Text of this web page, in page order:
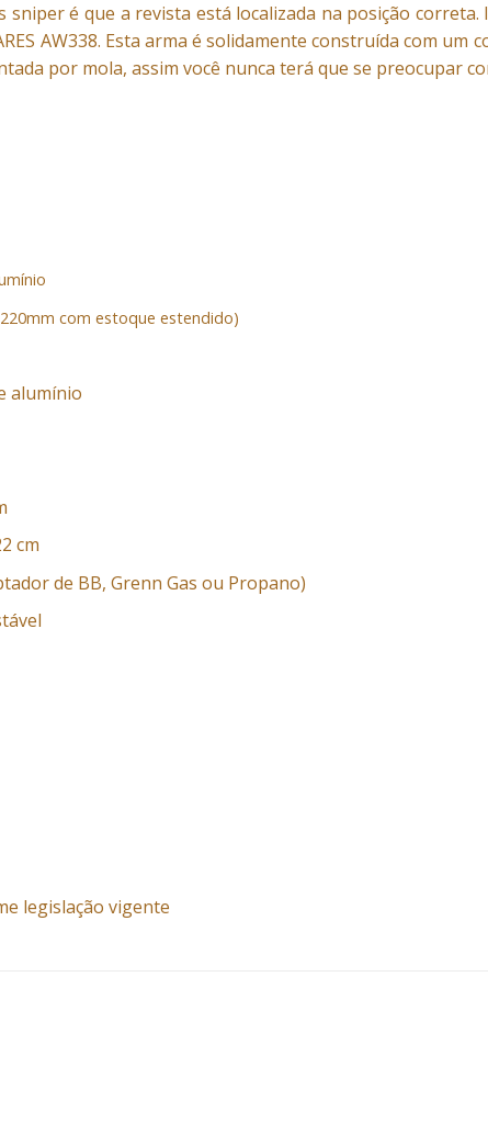
sniperé que a revista está localizada na posição
AW338. Esta arma é solidamente construída com um
por mola, assim você nunca terá que se preocupar
com estoque estendido)
alumínio
cm
de BB, Grenn Gas ou Propano)
legislação vigente